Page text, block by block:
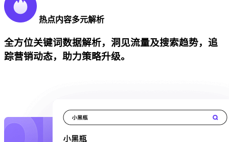
热点内容多元解析
全方位关键词数据解析，洞见流量及搜索趋势，追
踪营销动态，助力策略升级。